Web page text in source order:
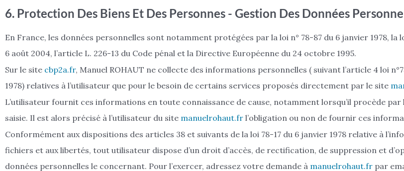
6. Protection Des Biens Et Des Personnes - Gestion Des Données
En France, les données personnelles sont notamment protégées par la loi n° 78-87 du 6 janvier 1978, la
6 août 2004, l’article L. 226-13 du Code pénal et la Directive Européenne du 24 octobre 1995.
Sur le site cbp2a.fr, Manuel ROHAUT ne collecte des informations personnelles ( suivant l’article 4 loi
1978) relatives à l’utilisateur que pour le besoin de certains services proposés directement par le site
L’utilisateur fournit ces informations en toute connaissance de cause, notamment lorsqu’il procède par
saisie. Il est alors précisé à l’utilisateur du site manuelrohaut.fr l’obligation ou non de fournir ces
Conformément aux dispositions des articles 38 et suivants de la loi 78-17 du 6 janvier 1978 relative à
fichiers et aux libertés, tout utilisateur dispose d’un droit d’accès, de rectification, de suppression et
données personnelles le concernant. Pour l’exercer, adressez votre demande à manuelrohaut.fr par